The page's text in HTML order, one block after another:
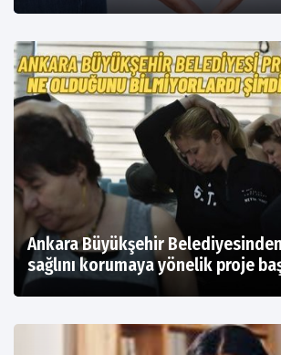
Ankara Büyükşehir
sağlını korumaya yönelik proje